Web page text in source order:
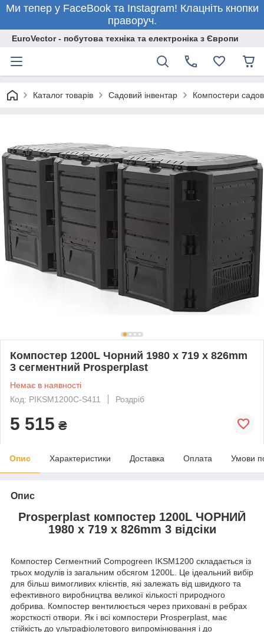
Ми тепер у FaceBook та Instagram! Клацніть кнопки
праворуч.
EuroVector - побутова техніка та електроніка з Європи
Каталог товарів Садовий інвентар Компостери
Компостер 1200L Чорний 1980 x 719 x 826mm
3 сегментний Prosperplast
Немає в наявності
Код: PIKSM1200C-S411
Роздріб
5 515 ₴
Опис Характеристики Доставка Оплата Умови
Опис
Prosperplast компостер 1200L ЧОРНИЙ
1980 х 719 х 826mm 3 відсіки
Компостер Сегментний Compogreen IKSM1200 складається із
трьох модулів із загальним обсягом 1200L. Це ідеальний вибір
для більш вимогливих клієнтів, які залежать від швидкого та
ефективного виробництва великої кількості природного
добрива. Компостер вентилюється через приховані в ребрах
жорсткості отвори. Як і всі компостери Prosperplast, має
стійкість до ультрафіолетового випромінювання і до